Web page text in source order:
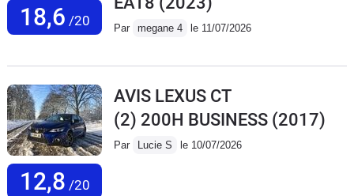
18,6 /20 Par megane 4 le 11/07/2026
12,8 /20
AVIS LEXUS CT
(2) 200H BUSINESS (2017)
Par Lucie S le 10/07/2026